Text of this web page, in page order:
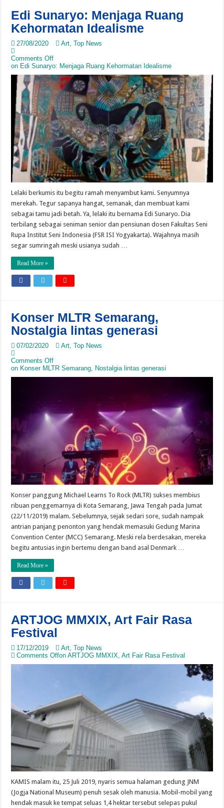
Edi Sunaryo: Menjaga Ruang
Kehormatan Idealisme
27/08/2020 Art,Top News
Comments Off
on Edi Sunaryo: Menjaga Ruang Kehormatan Idealisme
Lelaki berkumis itu begitu ramah menyambut kami. Senyumnya
merekah. Tegur sapanya hangat, semanak, dan membuat kami
sebagai tamu jadi betah. Ya, lelaki itu bernama Edi Sunaryo. Dia
terbilang sebagai seniman senior dan pensiunan dosen Fakultas Seni
Rupa Institut Seni Indonesia (FSR ISI Yogyakarta). Wajahnya masih
segar sumringah meski usianya sudah …
Read More »
Konser MLTR Semarang,
Nostalgia lintas generasi
07/02/2020 Art ,Top News
Comments Off
on Konser MLTR Semarang, Nostalgia lintas generasi
Konser panggung Michael Learns To Rock (MLTR) sukses membius
ribuan penggemarnya di Kota Semarang, Jawa Tengah pada Jumat
(22/11/2019) malam. Sebelumnya, sejak sedari sore, sudah nampak
antrian panjang penonton yang hendak memasuki Gedung Marina
Convention Center (MCC) Semarang. Meski rela berdesakan, mereka
begitu antusias ingin bertemu dengan band asal Denmark …
Read More »
ARTJOG MMXIX, Art Fair Rasa
Festival
17/12/2019 Art ,Top News
Comments Offon ARTJOG MMXIX, Art Fair Rasa Festival
KAMIS malam itu, 25 Juli 2019, nyaris semua halaman gedung JNM
(Jogja National Museum) penuh sesak oleh manusia. Mobil-mobil yang
hendak masuk ke tempat seluas 1,4 hektar tersebut selepas pukul